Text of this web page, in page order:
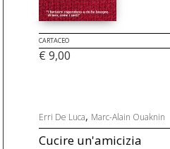
CARTACEO
€ 9,00
Erri De Luca, Marc-Alain Ouaknin
Cucire un'amicizia